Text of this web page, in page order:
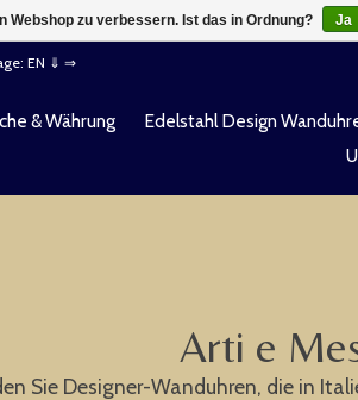
EN ⇓ ⇒
& Währung Edelstahl Design
Arti e
Sie Designer-Wanduhren, die in
Webshop zu verbessern. Ist das in Ordnung? Ja